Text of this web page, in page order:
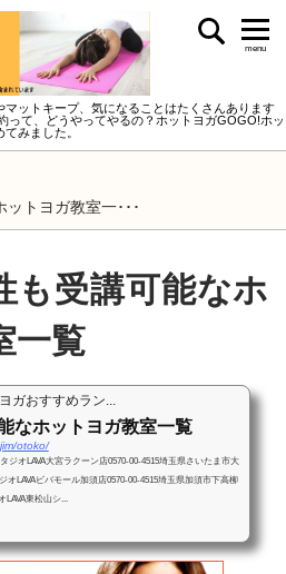
ットキープ、気になることはたくさんあります
って、どうやってやるの？ホットヨガGOGO!ホッ
みました。
menu
トヨガ教室一･･･
も受講可能なホ
一覧
ガおすすめラン...
なホットヨガ教室一覧
otoko/
ジオLAVA大宮ラクーン店0570-00-4515埼玉県さいたま市大
LAVAビバモール加須店0570-00-4515埼玉県加須市下高柳
東松山シ...